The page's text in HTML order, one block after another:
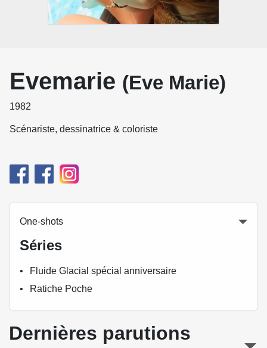
Evemarie (Eve Marie)
1982
Scénariste, dessinatrice & coloriste
One-shots
Séries
Fluide Glacial spécial anniversaire
Ratiche Poche
Dernières parutions